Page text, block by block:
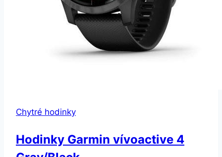
Chytré hodinky
Hodinky Garmin vívoactive 4